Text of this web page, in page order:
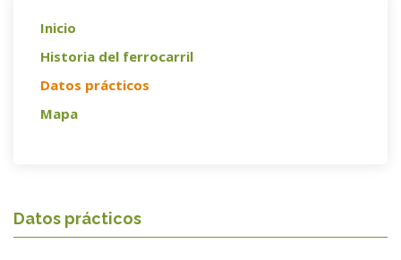
Inicio
Historia del ferrocarril
Datos prácticos
Mapa
Datos prácticos